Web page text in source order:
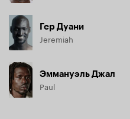
Гер Дуани
Jeremiah
Эммануэль Джал
Paul